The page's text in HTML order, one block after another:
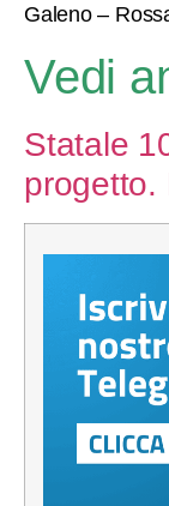
Galeno –
Vedi
Statale
progetto.